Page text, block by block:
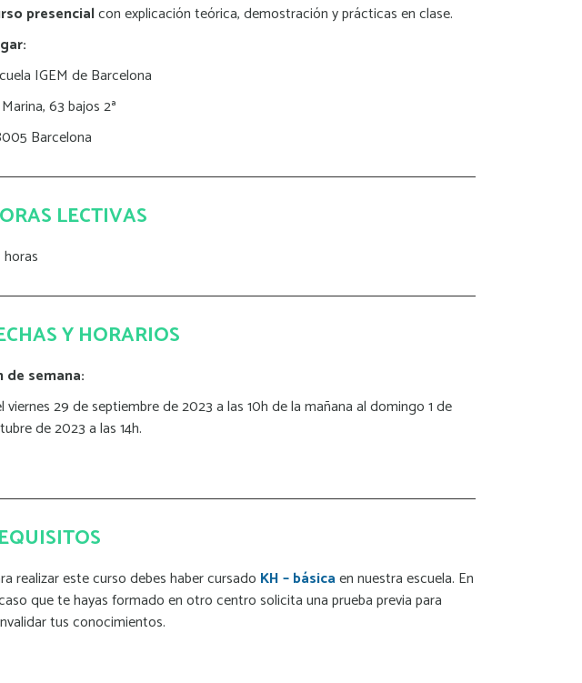
presencialcon explicación teórica, demostración y prácticas en clase.
IGEM de Barcelona
63 bajos 2ª
Barcelona
LECTIVAS
Y HORARIOS
de semana:
viernes 29 de septiembre de 2023 a las 10h de la mañana al domingo 1 de
de 2023 a las 14h.
realizar este curso debes haber cursado KH – básicaen nuestra escuela. En
que te hayas formado en otro centro solicita una prueba previa para
tus conocimientos.